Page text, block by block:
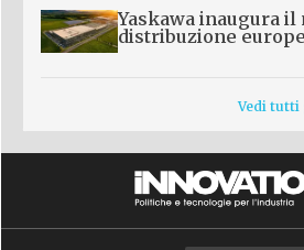
Yaskawa inaugura il
distribuzione
Vedi tutti